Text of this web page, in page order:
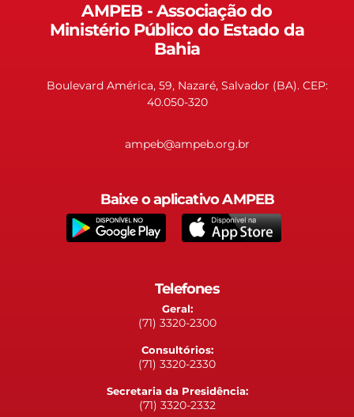
AMPEB - Associação do
Ministério Público do Estado da
Bahia
Boulevard América, 59, Nazaré, Salvador (BA). CEP:
40.050-320
ampeb@ampeb.org.br
Baixe o aplicativo AMPEB
Telefones
Geral:
(71) 3320-2300
Consultórios:
(71) 3320-2330
Secretaria da Presidência:
(71) 3320-2332